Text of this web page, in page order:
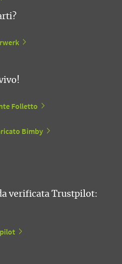
Folletto
Bimby
verificata Trustpilot: